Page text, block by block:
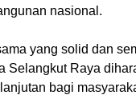
nasional.
yang solid dan
Selangkut Raya
bagi